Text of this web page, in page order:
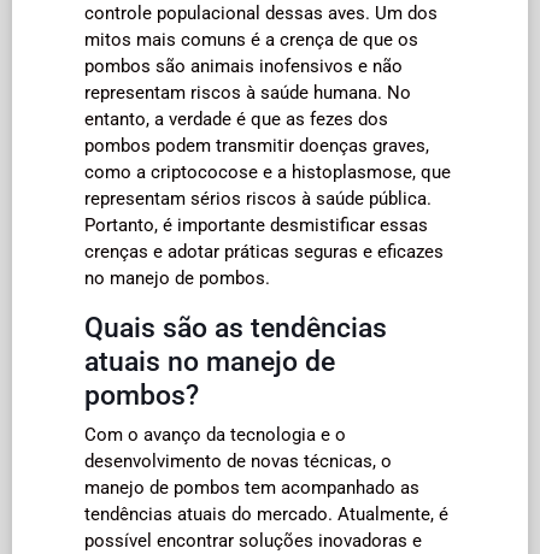
controle populacional dessas aves. Um dos
mitos mais comuns é a crença de que os
pombos são animais inofensivos e não
representam riscos à saúde humana. No
entanto, a verdade é que as fezes dos
pombos podem transmitir doenças graves,
como a criptococose e a histoplasmose, que
representam sérios riscos à saúde pública.
Portanto, é importante desmistificar essas
crenças e adotar práticas seguras e eficazes
no manejo de pombos.
Quais são as tendências
atuais no manejo de
pombos?
Com o avanço da tecnologia e o
desenvolvimento de novas técnicas, o
manejo de pombos tem acompanhado as
tendências atuais do mercado. Atualmente, é
possível encontrar soluções inovadoras e